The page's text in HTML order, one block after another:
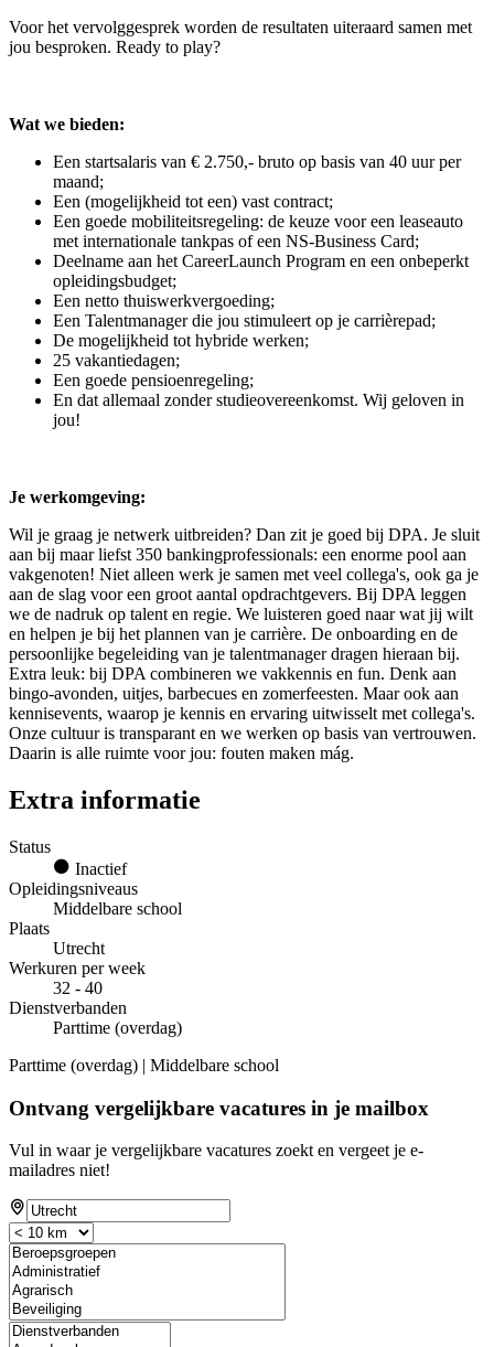
Voor het vervolggesprek worden de resultaten uiteraard samen met
jou besproken. Ready to play?
Wat we bieden:
Een startsalaris van € 2.750,- bruto op basis van 40 uur per
maand;
Een (mogelijkheid tot een) vast contract;
Een goede mobiliteitsregeling: de keuze voor een leaseauto
met internationale tankpas of een NS-Business Card;
Deelname aan het CareerLaunch Program en een onbeperkt
opleidingsbudget;
Een netto thuiswerkvergoeding;
Een Talentmanager die jou stimuleert op je carrièrepad;
De mogelijkheid tot hybride werken;
25 vakantiedagen;
Een goede pensioenregeling;
En dat allemaal zonder studieovereenkomst. Wij geloven in
jou!
Je werkomgeving:
Wil je graag je netwerk uitbreiden? Dan zit je goed bij DPA. Je sluit
aan bij maar liefst 350 bankingprofessionals: een enorme pool aan
vakgenoten! Niet alleen werk je samen met veel collega's, ook ga je
aan de slag voor een groot aantal opdrachtgevers. Bij DPA leggen
we de nadruk op talent en regie. We luisteren goed naar wat jij wilt
en helpen je bij het plannen van je carrière. De onboarding en de
persoonlijke begeleiding van je talentmanager dragen hieraan bij.
Extra leuk: bij DPA combineren we vakkennis en fun. Denk aan
bingo-avonden, uitjes, barbecues en zomerfeesten. Maar ook aan
kennisevents, waarop je kennis en ervaring uitwisselt met collega's.
Onze cultuur is transparant en we werken op basis van vertrouwen.
Daarin is alle ruimte voor jou: fouten maken mág.
Extra informatie
Status
Inactief
Opleidingsniveaus
Middelbare school
Plaats
Utrecht
Werkuren per week
32 - 40
Dienstverbanden
Parttime (overdag)
Parttime (overdag) | Middelbare school
Ontvang vergelijkbare vacatures in je mailbox
Vul in waar je vergelijkbare vacatures zoekt en vergeet je e-
mailadres niet!